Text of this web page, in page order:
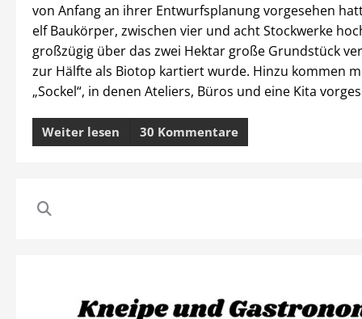
von Anfang an ihrer Entwurfsplanung vorgesehen
elf Baukörper, zwischen vier und acht Stockwerke
großzügig über das zwei Hektar große Grundstück
zur Hälfte als Biotop kartiert wurde. Hinzu kommen
„Sockel“, in denen Ateliers, Büros und eine Kita
Weiter lesen 30 Kommentare